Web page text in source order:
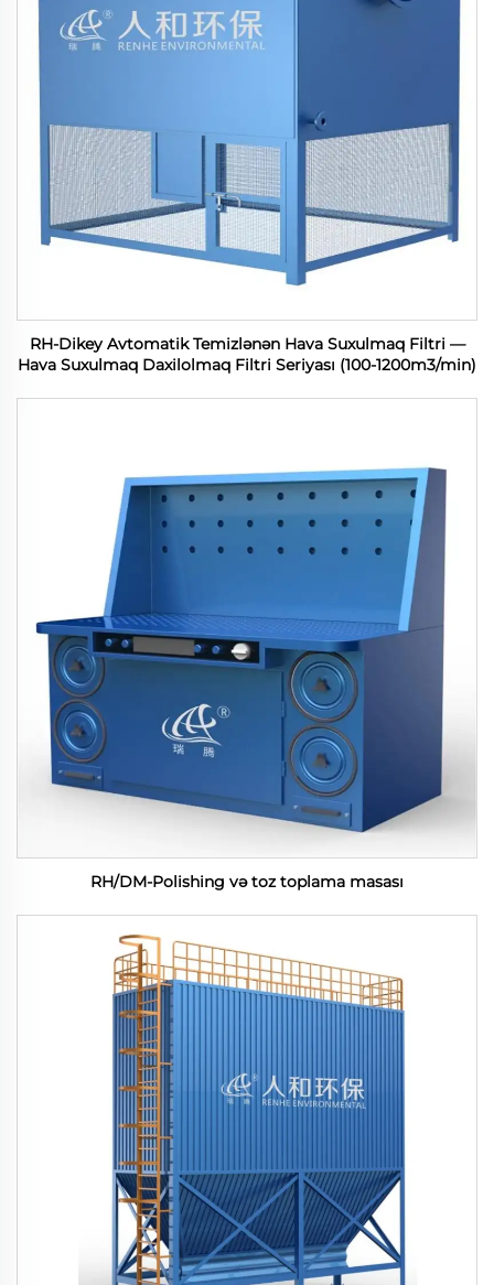
RH-Dikey Avtomatik Temizlənən Hava Suxulmaq Filtri —
Hava Suxulmaq Daxilolmaq Filtri Seriyası (100-1200m3/min)
RH/DM-Polishing və toz toplama masası